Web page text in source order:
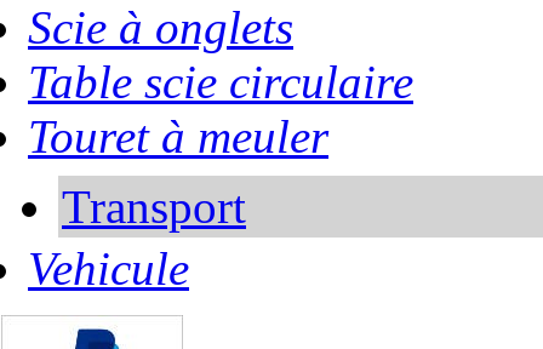
Scie à onglets
Table scie circulaire
Touret à meuler
Transport
Vehicule